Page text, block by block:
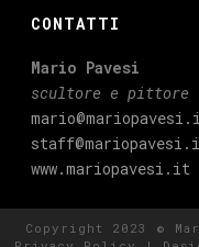
CONTATTI
Mario Pavesi
scultore e pittore
www.mariopavesi.it
Copyright 2023 ©